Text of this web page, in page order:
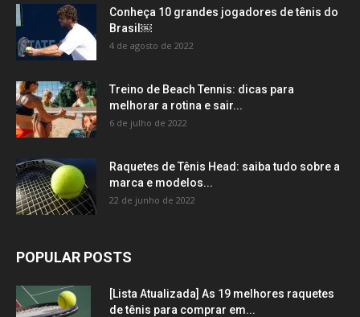
Conheça 10 grandes jogadores de tênis do
Brasil￼
4 de agosto de 2022
Treino de Beach Tennis: dicas para
melhorar a rotina e sair...
6 de julho de 2022
Raquetes de Tênis Head: saiba tudo sobre a
marca e modelos...
22 de junho de 2022
POPULAR POSTS
[Lista Atualizada] As 19 melhores raquetes
de tênis para comprar em...